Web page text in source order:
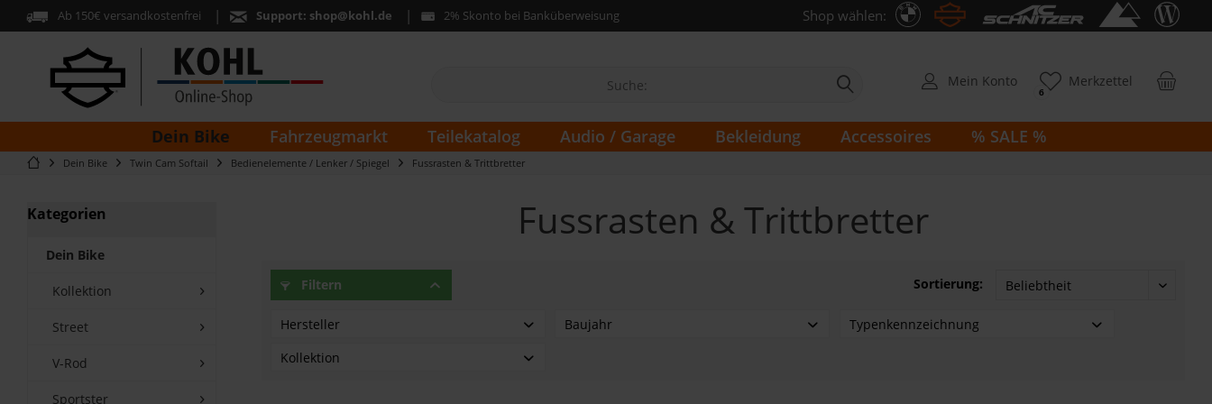
Ab 150€ versandkostenfrei Support: shop@kohl.de 2% Skonto bei Banküberweisung Shop wählen:
6
Merkzettel
Mein Konto
Dein Bike Fahrzeugmarkt Teilekatalog Audio / Garage Bekleidung Accessoires % SALE %
Dein Bike Twin Cam Softail Bedienelemente / Lenker / Spiegel Fussrasten & Trittbretter
Kategorien
Dein Bike
Kollektion
Street
V-Rod
Sportster
Fussrasten & Trittbretter
Filtern Sortierung:
Hersteller
Harley Davidson
Baujahr Typenkennzeichnung
Kollektion